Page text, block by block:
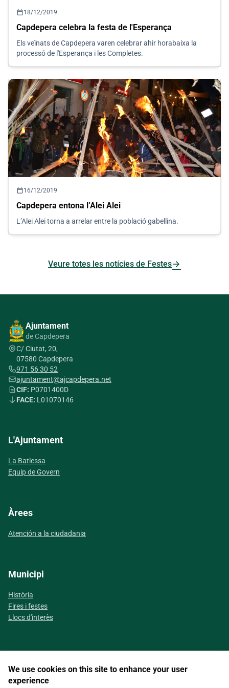
calendar_today18/12/2019
Capdepera celebra la festa de l'Esperança
Els veïnats de Capdepera varen celebrar ahir horabaixa la
processó de l'Esperança i les Completes.
calendar_today16/12/2019
Capdepera entona l’Alei Alei
L’Alei Alei torna a arrelar entre la població gabellina.
Veure totes les notícies de Festesarrow_forward
Ajuntament
de Capdepera
C/ Ciutat, 20,
07580 Capdepera
971 56 30 52
ajuntament@ajcapdepera.net
CIF: P0701400D
FACE: L01070146
L'Ajuntament
La Batlessa
Equip de Govern
Àrees
Atención a la ciudadania
Municipi
Història
Fires i festes
Llocs d'interès
Segueix-nos a les xarxes socials
We use cookies on this site to enhance your user
experience